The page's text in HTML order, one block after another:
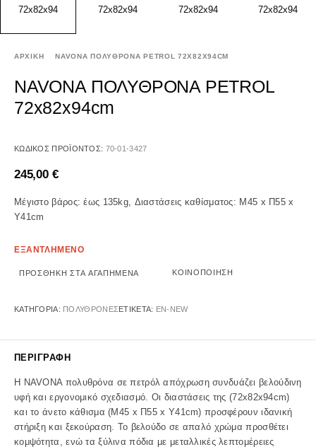
ΑΡΧΙΚΉ NAVONA ΠΟΛΥΘΡΟΝΑ PETROL 72X82X94CM
NAVONA ΠΟΛΥΘΡΟΝΑ PETROL
72x82x94cm
ΚΩΔΙΚΌΣ ΠΡΟΪΌΝΤΟΣ: 70-01-3427
245,00 €
Μέγιστο βάρος: έως 135kg, Διαστάσεις καθίσματος: Μ45 x Π55 x
Υ41cm
ΕΞΑΝΤΛΗΜΕΝΟ
ΠΡΟΣΘΉΚΗ ΣΤΑ ΑΓΑΠΗΜΈΝΑ ΚΟΙΝΟΠΟΊΗΣΗ
ΚΑΤΗΓΟΡΊΑ: ΠΟΛΥΘΡΟΝΕΣ ΕΤΙΚΈΤΑ: EN-NEW
ΠΕΡΙΓΡΑΦΉ
Η NAVONA πολυθρόνα σε πετρόλ απόχρωση συνδυάζει βελούδινη
υφή και εργονομικό σχεδιασμό. Οι διαστάσεις της (72x82x94cm)
και το άνετο κάθισμα (Μ45 x Π55 x Υ41cm) προσφέρουν ιδανική
στήριξη και ξεκούραση. Το βελούδο σε απαλό χρώμα προσθέτει
κομψότητα, ενώ τα ξύλινα πόδια με μεταλλικές λεπτομέρειες